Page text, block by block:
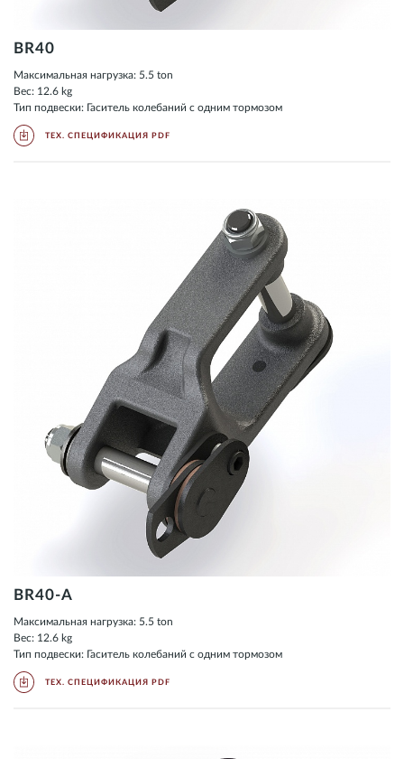
BR40
Максимальная нагрузка: 5.5 ton
Вес: 12.6 kg
Тип подвески: Гаситель колебаний с одним тормозом
ТЕХ. СПЕЦИФИКАЦИЯ PDF
BR40-A
Максимальная нагрузка: 5.5 ton
Вес: 12.6 kg
Тип подвески: Гаситель колебаний с одним тормозом
ТЕХ. СПЕЦИФИКАЦИЯ PDF